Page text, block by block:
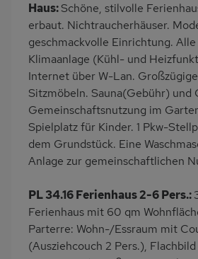
Eingezäuntes
Grundstück
Gäste WC
Küche
Herd (2 Platten)
Kühlschrank
Ruhige Lage
Kinderhochstuhl
Wb/WC
Terrassenmöbel
Bettwäsche inklusive
Haus:Schöne, stilvolle
erbaut. Nichtraucherhäuser.
geschmackvolle Einrichtung.
Klimaanlage (Kühl- und
Internet über W-Lan.
Sitzmöbeln. Sauna(Gebühr) und
Gemeinschaftsnutzung im
Spielplatz für Kinder. 1 Pkw-
dem Grundstück. Eine
Anlage zur gemeinschaftlichen
PL 34.16 Ferienhaus 2-6 Pers.:
Ferienhaus mit 60 qm
Parterre: Wohn-/Essraum mit
(Ausziehcouch 2 Pers.),